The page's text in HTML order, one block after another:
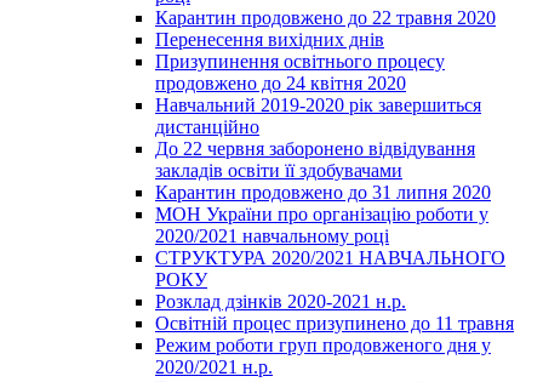
Карантин продовжено до 22 травня 2020
Перенесення вихідних днів
Призупинення освітнього процесу
продовжено до 24 квітня 2020
Навчальний 2019-2020 рік завершиться
дистанційно
До 22 червня заборонено відвідування
закладів освіти її здобувачами
Карантин продовжено до 31 липня 2020
МОН України про організацію роботи у
2020/2021 навчальному році
СТРУКТУРА 2020/2021 НАВЧАЛЬНОГО
РОКУ
Розклад дзінків 2020-2021 н.р.
Освітній процес призупинено до 11 травня
Режим роботи груп продовженого дня у
2020/2021 н.р.